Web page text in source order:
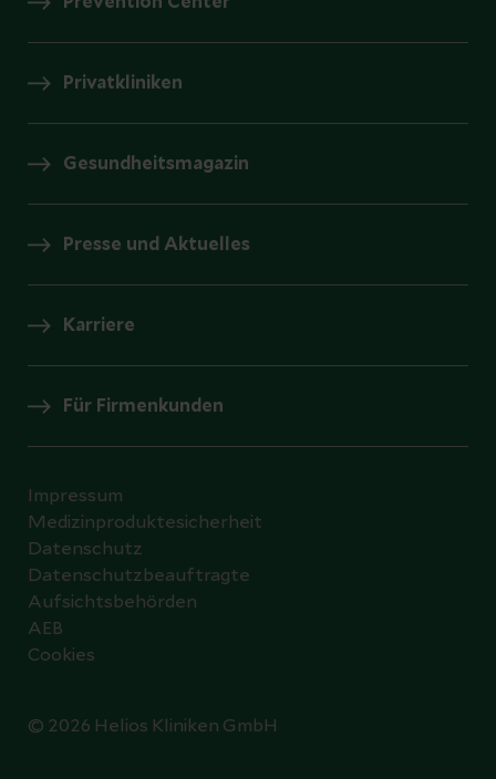
Privatkliniken
Gesundheitsmagazin
Presse und Aktuelles
Karriere
Für Firmenkunden
© 2026 Helios Kliniken GmbH
Impressum
Medizinproduktesicherheit
Datenschutz
Datenschutzbeauftragte
Aufsichtsbehörden
AEB
Cookies